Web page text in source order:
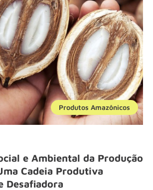
Produtos Amazônicos
e Ambiental da Produção
Cadeia Produtiva
Desafiadora